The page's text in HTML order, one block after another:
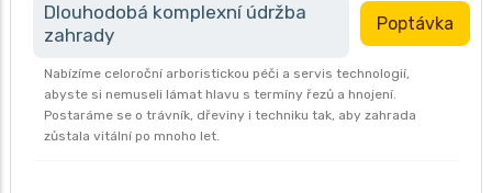
Dlouhodobá komplexní údržba
zahrady
Poptávka
Nabízíme celoroční arboristickou péči a servis technologií,
abyste si nemuseli lámat hlavu s termíny řezů a hnojení.
Postaráme se o trávník, dřeviny i techniku tak, aby zahrada
zůstala vitální po mnoho let.